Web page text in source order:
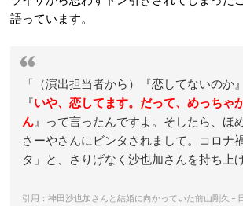
語っています。
「（演出担当者から）『恋してないのか
『いや、恋してます。だって、めっちゃ
ん 』って言ったんですよ。そしたら、ほ
さーやさんにビンタされまして。コロナ
タ」と、さりげなく沙也加さんを持ち上げ
引用：神田沙也加さんと結婚に向かっていた前山剛久 –